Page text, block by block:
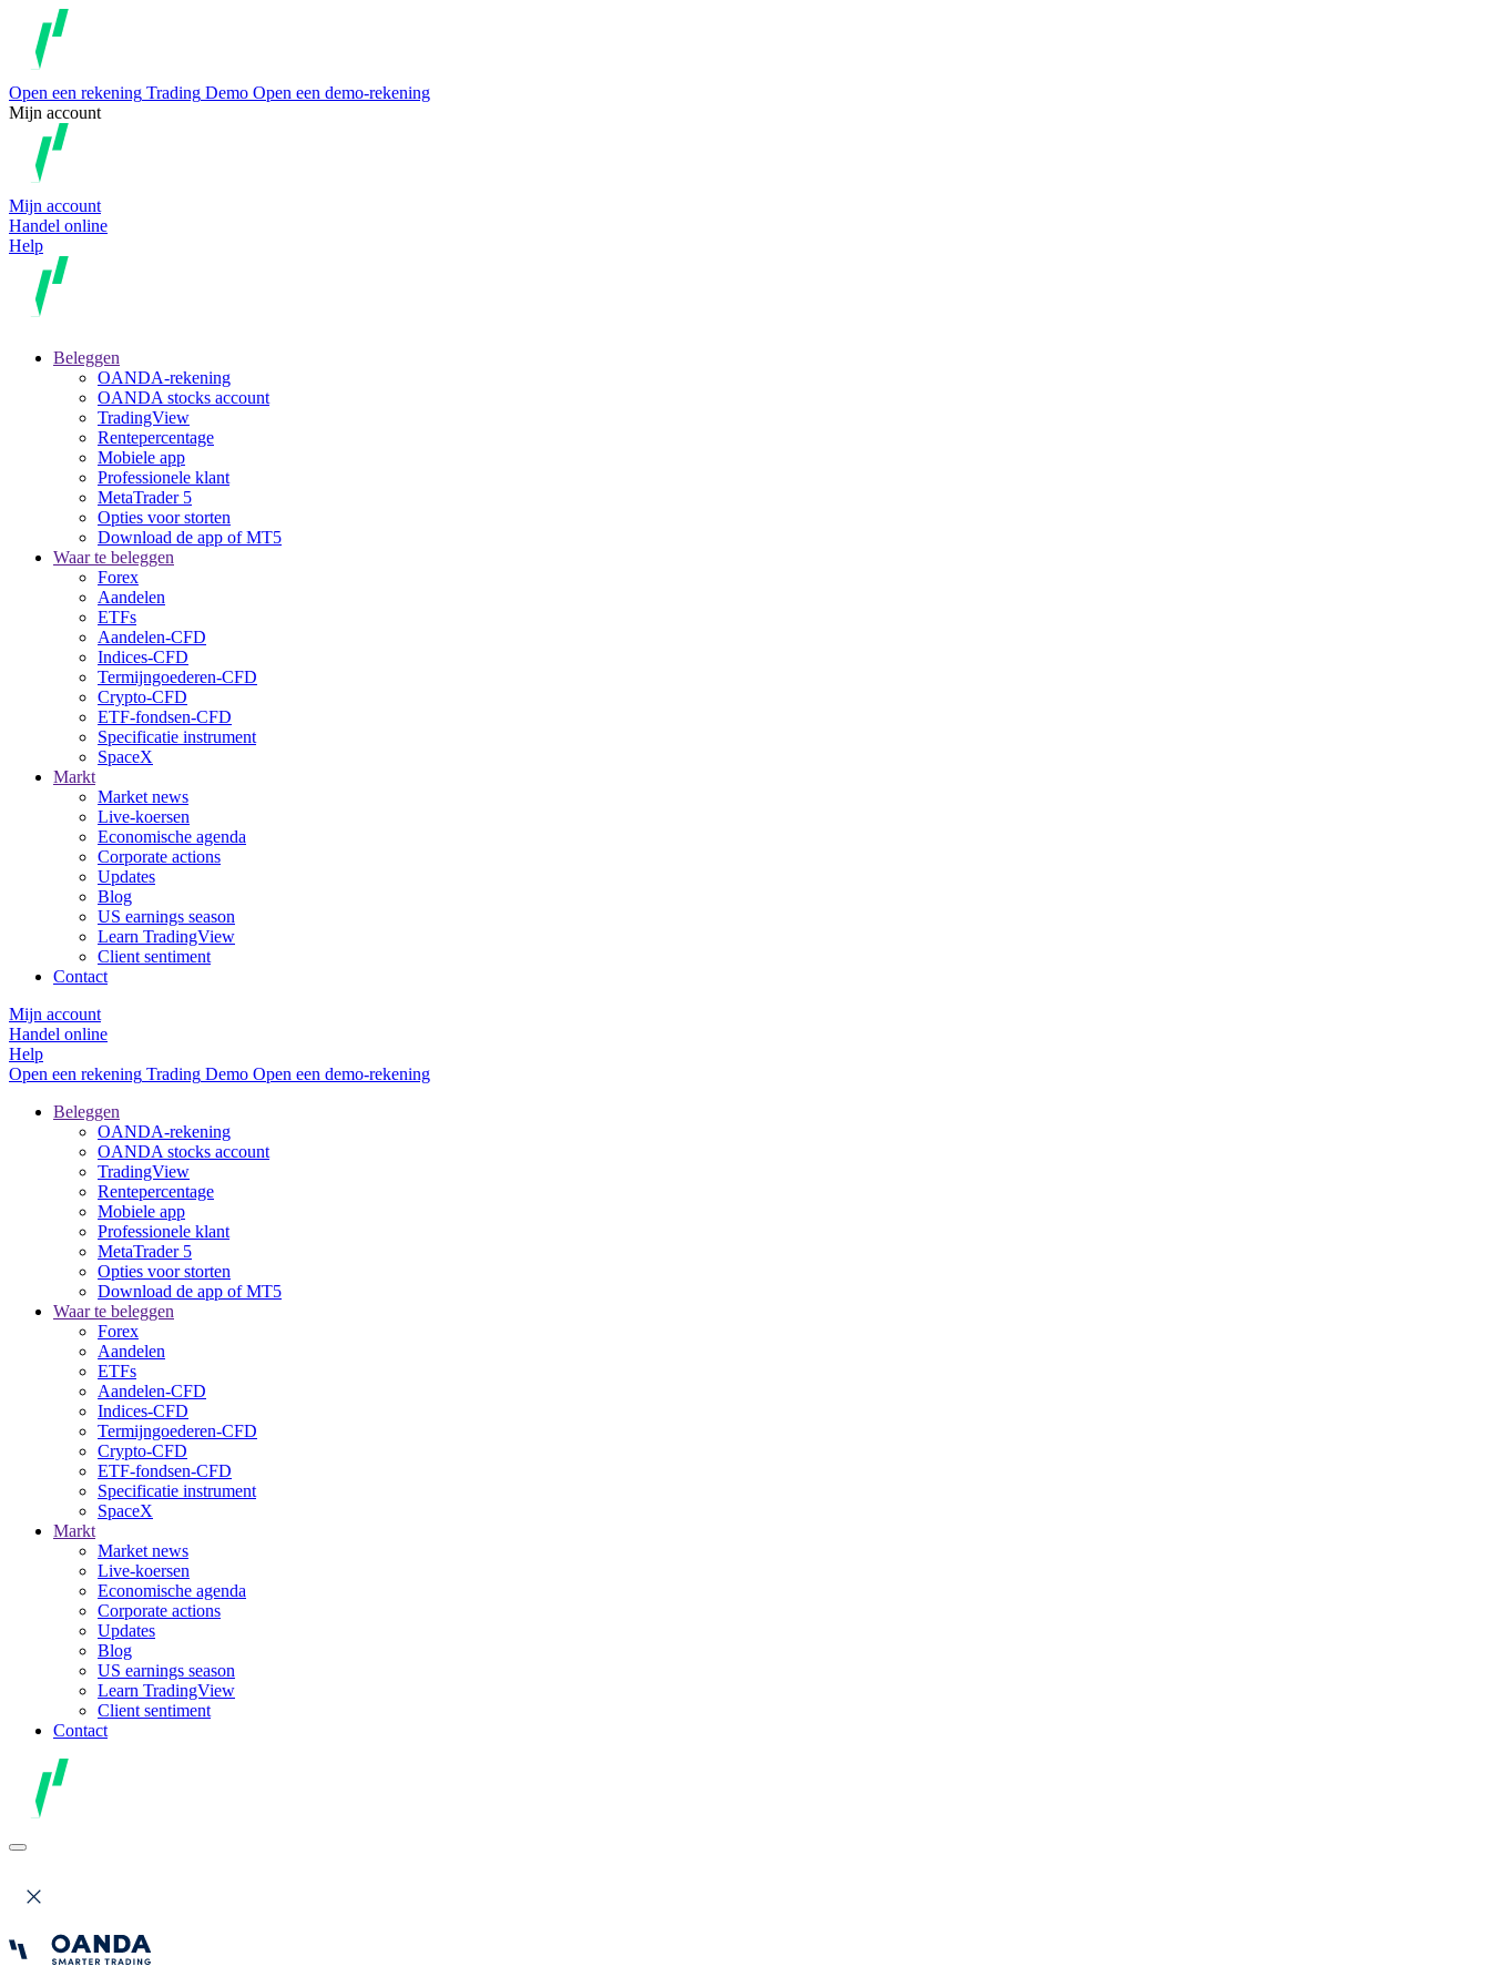
Open een rekening Trading Demo Open een demo-rekening
Mijn account
Mijn account
Handel online
Help
Beleggen
OANDA-rekening
OANDA stocks account
TradingView
Rentepercentage
Mobiele app
Professionele klant
MetaTrader 5
Opties voor storten
Download de app of MT5
Waar te beleggen
Forex
Aandelen
ETFs
Aandelen-CFD
Indices-CFD
Termijngoederen-CFD
Crypto-CFD
ETF-fondsen-CFD
Specificatie instrument
SpaceX
Markt
Market news
Live-koersen
Economische agenda
Corporate actions
Updates
Blog
US earnings season
Learn TradingView
Client sentiment
Contact
Mijn account
Handel online
Help
Open een rekening Trading Demo Open een demo-rekening
Beleggen
OANDA-rekening
OANDA stocks account
TradingView
Rentepercentage
Mobiele app
Professionele klant
MetaTrader 5
Opties voor storten
Download de app of MT5
Waar te beleggen
Forex
Aandelen
ETFs
Aandelen-CFD
Indices-CFD
Termijngoederen-CFD
Crypto-CFD
ETF-fondsen-CFD
Specificatie instrument
SpaceX
Markt
Market news
Live-koersen
Economische agenda
Corporate actions
Updates
Blog
US earnings season
Learn TradingView
Client sentiment
Contact